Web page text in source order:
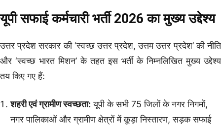
यूपी सफाई कर्मचारी भर्ती 2026 का मुख्य उद्देश्य
उत्तर प्रदेश सरकार की ‘स्वच्छ उत्तर प्रदेश, उत्तम उत्तर प्रदेश’ की नीति
और ‘स्वच्छ भारत मिशन’ के तहत इस भर्ती के निम्नलिखित मुख्य उद्देश्य
तय किए गए हैं:
शहरी एवं ग्रामीण स्वच्छता: यूपी के सभी 75 जिलों के नगर निगमों,
नगर पालिकाओं और ग्रामीण क्षेत्रों में कूड़ा निस्तारण, सड़क सफाई